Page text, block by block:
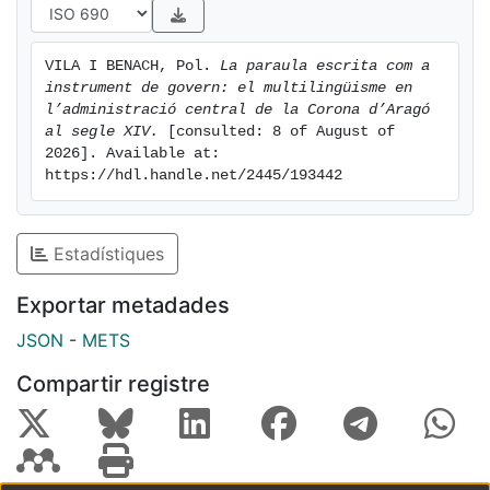
VILA I BENACH, Pol. La paraula escrita com a
instrument de govern: el multilingüisme en
l’administració central de la Corona d’Aragó
al segle XIV.
[consulted: 8 of August of
2026]. Available at:
https://hdl.handle.net/2445/193442
Estadístiques
Exportar metadades
JSON - METS
Compartir registre